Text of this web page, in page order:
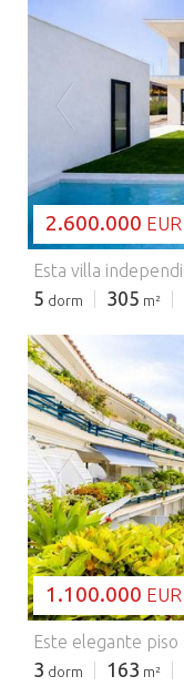
2.600.000 EUR
5 dorm 305 m²
1.100.000 EUR
3 dorm 163 m²